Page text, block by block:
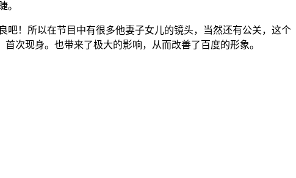
。
！所以在节目中有很多他妻子女儿的镜头，当然还有公关，这个
次现身。也带来了极大的影响，从而改善了百度的形象。